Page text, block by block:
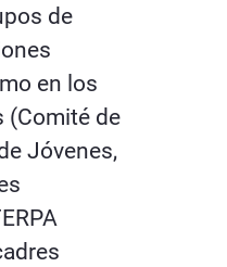
de
en los
(Comité de
Jóvenes,